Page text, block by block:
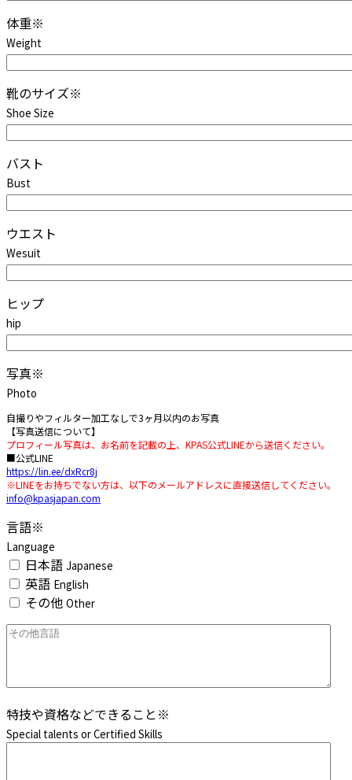
体重※
Weight
靴のサイズ※
Shoe Size
バスト
Bust
ウエスト
Wesuit
ヒップ
hip
写真※
Photo
自撮りやフィルター加工なしで3ヶ月以内のお写真
【写真送信について】
プロフィール写真は、お名前を記載の上、KPAS公式LINEから送信ください。
■公式LINE
https://lin.ee/dxRcr8j
※LINEをお持ちでない方は、以下のメールアドレスに直接送信してください。
info@kpasjapan.com
言語※
Language
日本語 Japanese
英語 English
その他 Other
特技や資格などできること ※
Special talents or Certified Skills